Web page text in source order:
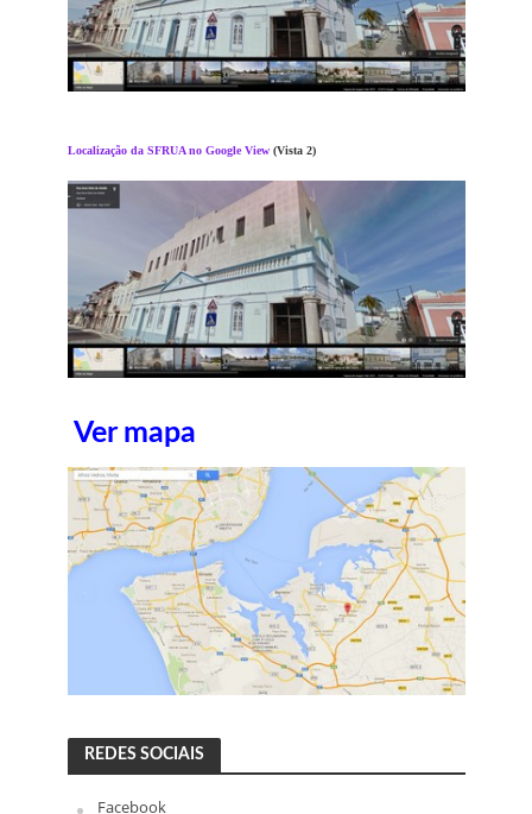
Localização da SFRUA no Google View(Vista 2)
Ver mapa
REDES SOCIAIS
Facebook